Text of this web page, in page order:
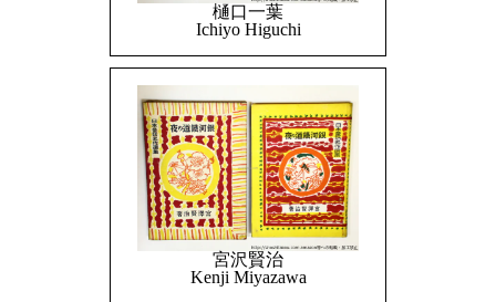
樋口一葉
Ichiyo Higuchi
宮沢賢治
Kenji Miyazawa